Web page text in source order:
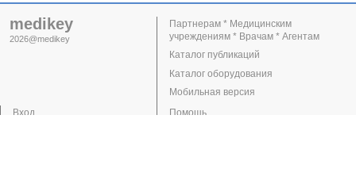
medikey
2026@medikey
Вход
Партнерам * Медицинским
учреждениям * Врачам * Агентам
Каталог публикаций
Каталог оборудования
Мобильная версия
Помощь